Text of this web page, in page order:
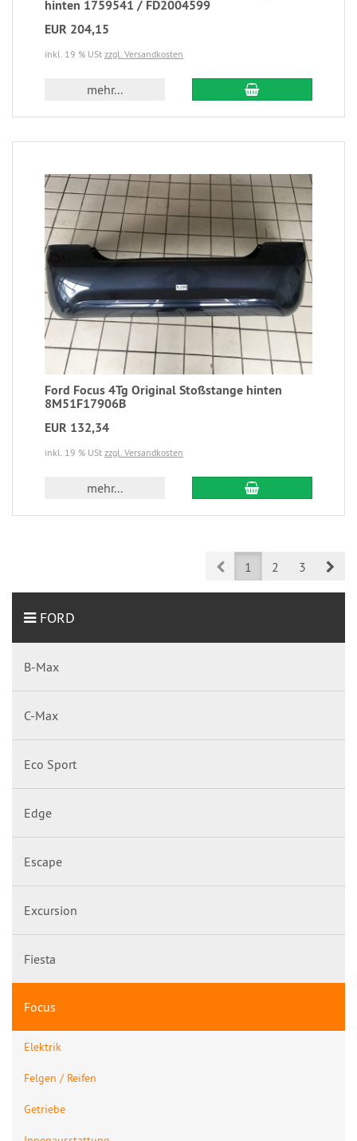
hinten 1759541 / FD2004599
EUR 204,15
inkl. 19 % USt zzgl. Versandkosten
mehr...
Ford Focus 4Tg Original Stoßstange hinten
8M51F17906B
EUR 132,34
inkl. 19 % USt zzgl. Versandkosten
mehr...
Prev1 2 3
FORD
B-Max
C-Max
Eco Sport
Edge
Escape
Excursion
Fiesta
Focus
Elektrik
Felgen / Reifen
Getriebe